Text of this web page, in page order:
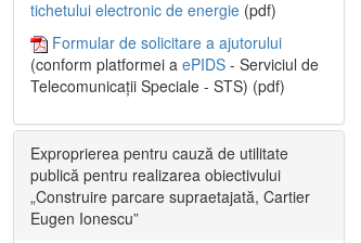
tichetului electronic de energie (pdf)
Formular de solicitare a ajutorului
(conform platformei a ePIDS - Serviciul de
Telecomunicații Speciale - STS) (pdf)
Exproprierea pentru cauză de utilitate
publică pentru realizarea obiectivului
„Construire parcare supraetajată, Cartier
Eugen Ionescu”